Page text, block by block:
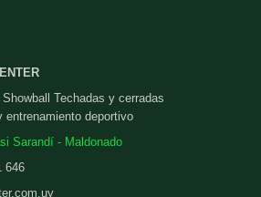
Techadas y cerradas
entrenamiento deportivo
Sarandí - Maldonado
646